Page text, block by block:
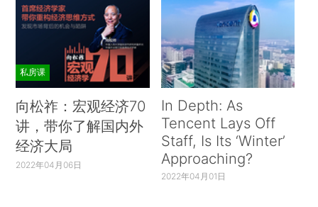
私房课
向松祚：宏观经济70
讲，带你了解国内外
经济大局
2022年04月06日
In Depth: As
Tencent Lays Off
Staff, Is Its ‘Winter’
Approaching?
2022年04月01日